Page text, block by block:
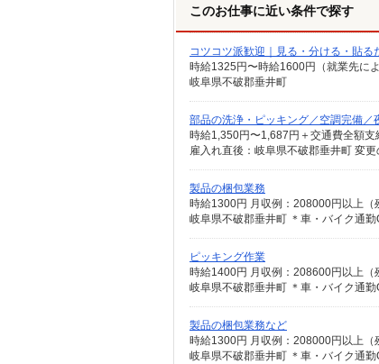
このお仕事に近い条件で探す
コツコツ派歓迎｜見る・分ける・貼る
時給1325円〜時給1600円（就業先によ
岐阜県不破郡垂井町
部品の洗浄・ピッキング／空調完備／
雇入れ直後：岐阜県不破郡垂井町 変
製品の梱包業務
時給1300円 月収例：208000円以上（
岐阜県不破郡垂井町 ＊車・バイク通勤
ピッキング作業
時給1400円 月収例：208600円以上（
岐阜県不破郡垂井町 ＊車・バイク通勤
製品の梱包業務など
時給1300円 月収例：208000円以上（
岐阜県不破郡垂井町 ＊車・バイク通勤